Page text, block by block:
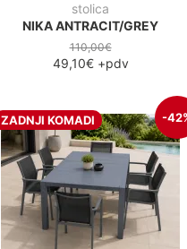
stolica
NIKA ANTRACIT/GREY
110,00€
49,10€+pdv
ZADNJI KOMADI -